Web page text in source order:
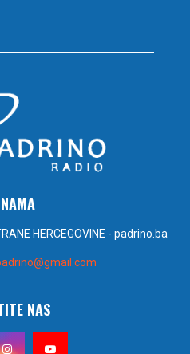
HERCEGOVINE - padrino.ba
NAS